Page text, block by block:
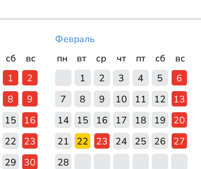
сб
вс
1
2
8
9
15
16
22
23
29
30
Февраль
пн
вт ср чт пт сб
вс
1
2 3 4 5
6
7
8 9 10 11 12
13
14
15 16 17 18 19
20
21
22 23 24 25 26
27
28